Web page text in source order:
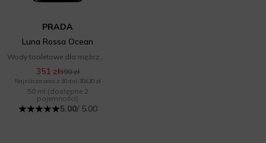
PRADA
Luna Rossa Ocean
351 zł390 zł
Najniższa cena z 30 dni: 304,20 zł
50 ml (dostępne 2
pojemności)
5.00/ 5.00